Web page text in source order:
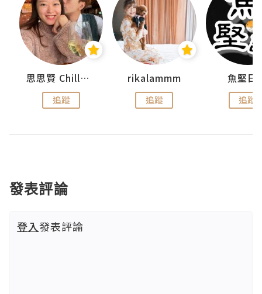
思思賢 ChillMyBabe
追蹤
rikalammm
追蹤
魚堅日
追蹤
發表評論
登入發表評論